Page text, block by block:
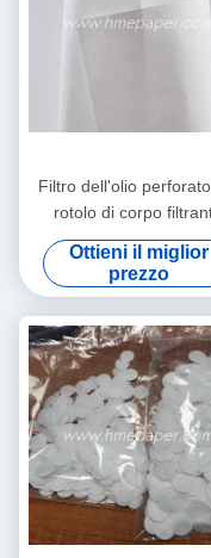
Filtro dell'olio
rotolo di corpo
dell'acqua della
piatto
Ottieni il miglior
prezzo